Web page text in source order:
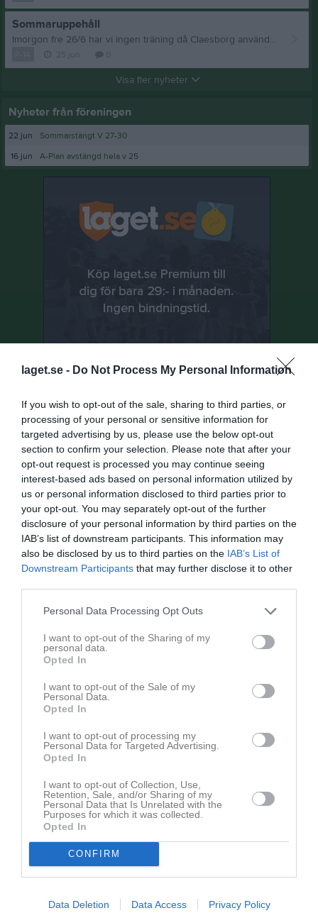
laget.se - Do Not Process My Personal Information
If you wish to opt-out of the sale, sharing to third parties, or
processing of your personal or sensitive information for
targeted advertising by us, please use the below opt-out
section to confirm your selection. Please note that after your
opt-out request is processed you may continue seeing
interest-based ads based on personal information utilized by
us or personal information disclosed to third parties prior to
your opt-out. You may separately opt-out of the further
disclosure of your personal information by third parties on the
IAB’s list of downstream participants. This information may
also be disclosed by us to third parties on the IAB’s List of
Downstream Participants that may further disclose it to other
Personal Data Processing Opt Outs
I want to opt-out of the Sharing of my
personal data.
Opted In
I want to opt-out of the Sale of my
Personal Data.
Opted In
I want to opt-out of processing my
Personal Data for Targeted Advertising.
Opted In
I want to opt-out of Collection, Use,
Retention, Sale, and/or Sharing of my
Personal Data that Is Unrelated with the
Purposes for which it was collected.
Opted In
CONFIRM
Data Deletion Data Access Privacy Policy
Sommaruppehåll
Imorgon fre 26/6 har vi ingen träning då Claesborg används för matcher i Skadevi cup. Nu på tisdag 30/6 har vi våran sista träning innan lite sommaruppehåll och Claesborg är sedan stängt några veckor. Vi kommer att återuppta våra träningar igen senast v.31, återkommer med info när det närmar sig. Beror på när Claesborg öppnar igen och tillgången på ledare. Under de veckor som vi har uppehåll önskar vi gärna att killarna håller igång lite för att inte tappa för mycket flås. Utför detta 1-2 ggr/vecka: 🌸 Löpning 15 min, i valfritt tempo. Huvudsaken är att man springer hela tiden, men försöka att utmana sig själv och bli ordentligt trött efteråt. 🌸 Benböj med upphopp 8st x 2 set 🌸 Hoppa på höger ben 1 min x 2 set 🌸 Hoppa på vänster ben 1 min x 2 set 🌸 Situps 15st x 2 set 🌸 Armhävning 5st x 2 set Detta har vi gjort på träning, så vet vi vet att alla fixar detta galant! 😊 Passa på att njuta av sommaren! Bada, ät glass, vila, häng med kompisar, titta på fotbolls-VM och spela mycket fotboll! /Ledarna
Visa fler nyheter
Nyheter från föreningen
22 jun
Sommarstängt V 27-30
16 jun
A-Plan avstängd hela v 25
Senast uppladdade video
Ingen video uppladdad
Logga in och ladda upp ert första klipp
Senast uppdaterade album
Inget album finns skapat
Logga in som administratör och skapa ert första album
På gång Kalender
IFK Tidaholm Vit (borta) 9 aug, 17:30
Kalenderöversikt